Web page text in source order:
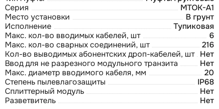
Серия
МТОК-А1
Место установки
В грунт
Исполнение
Тупиковая
Макс. кол-во вводимых кабелей, шт
6
Макс. кол-во сварных соединений, шт
216
Кол-во выводимых абонентских дроп-кабелей, шт Нет
Ввод для не разрезного модульного транзита
Нет
Макс. диаметр вводимого кабеля, мм
20
Степень пылевлагозащиты
IP68
Сплиттерный модуль
Нет
Разветвитель
Нет